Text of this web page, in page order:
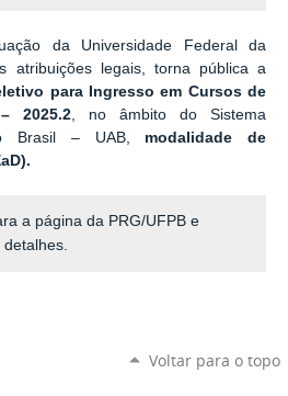
da Universidade Federal da
atribuições legais, torna pública a
para Ingresso em Cursos de
2025.2 , no âmbito do Sistema
Brasil – UAB, modalidade de
aD).
a página da PRG/UFPB e
Voltar para o topo